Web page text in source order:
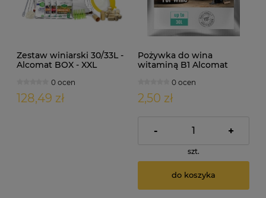
Zestaw winiarski 30/33L -
Alcomat BOX - XXL
0 ocen
128,49 zł
Pożywka do wina
witaminą B1 Alcomat
0 ocen
2,50 zł
- +
szt.
do koszyka